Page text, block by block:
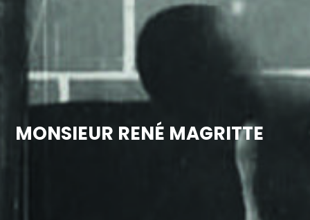
MONSIEUR RENÉ MAGRITTE